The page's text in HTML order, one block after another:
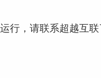
行，请联系超越互